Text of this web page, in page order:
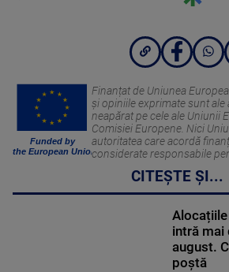
Funded by
the European Union
Finanțat de Uniunea
și opiniile exprimate sunt
neapărat pe cele ale Uniunii
Comisiei Europene. Nici
autoritatea care acordă
considerate responsabile
CITEȘTE ȘI...
intră mai
august.
poștă